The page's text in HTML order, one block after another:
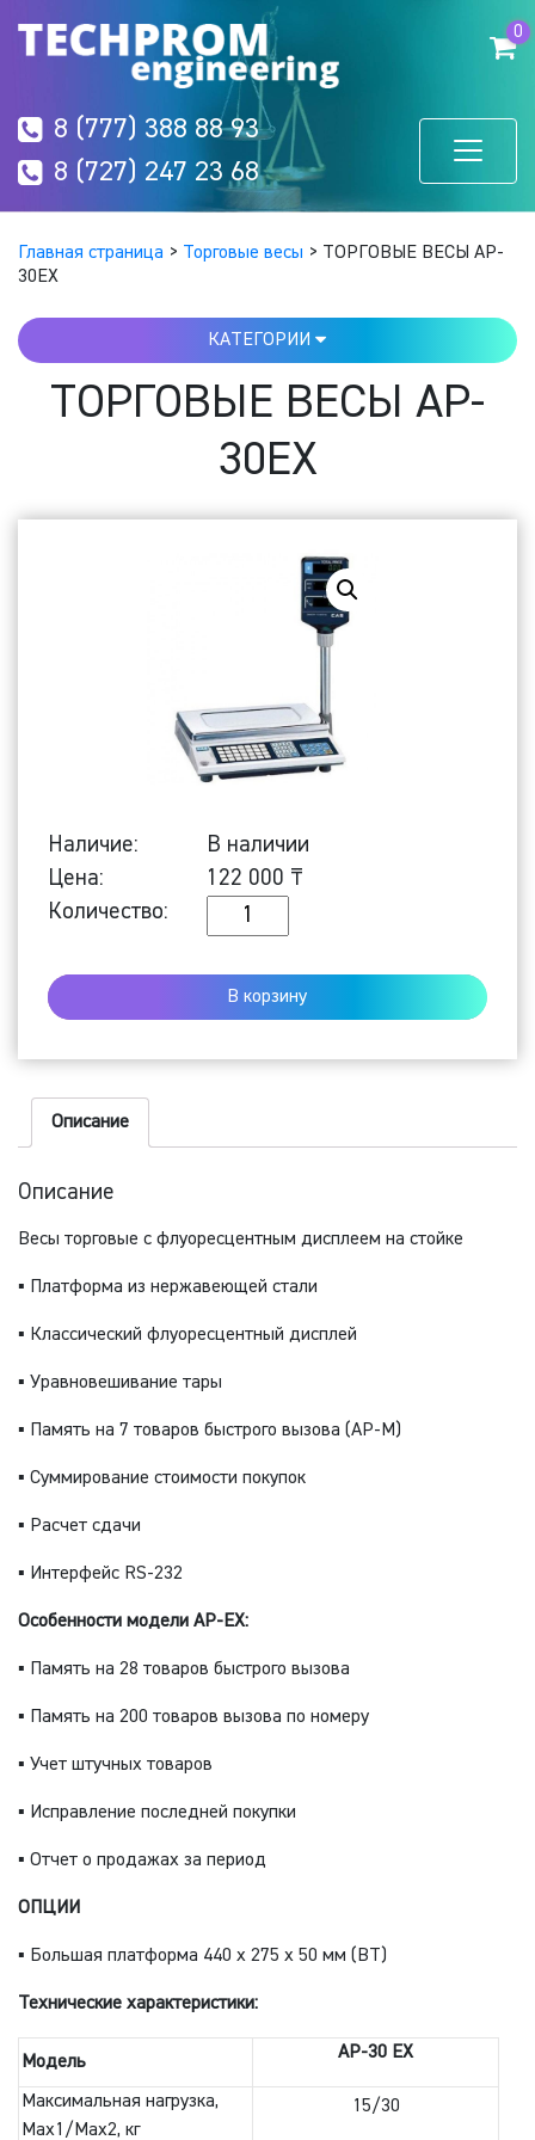
0
8 (777) 388 88 93
8 (727) 247 23 68
Главная страница > Торговые весы > ТОРГОВЫЕ ВЕСЫ AP-
30EX
КАТЕГОРИИ
ТОРГОВЫЕ ВЕСЫ AP-
30EX
Наличие:
В наличии
Цена:
122 000 ₸
Количество:
Количество
ВЕСЫ
В корзину
Описание
Описание
Весы торговые с флуоресцентным дисплеем на стойке
▪ Платформа из нержавеющей стали
▪ Классический флуоресцентный дисплей
▪ Уравновешивание тары
▪ Память на 7 товаров быстрого вызова (AP-M)
▪ Суммирование стоимости покупок
▪ Расчет сдачи
▪ Интерфейс RS-232
Особенности модели AP-EX:
▪ Память на 28 товаров быстрого вызова
▪ Память на 200 товаров вызова по номеру
▪ Учет штучных товаров
▪ Исправление последней покупки
▪ Отчет о продажах за период
ОПЦИИ
▪ Большая платформа 440 х 275 х 50 мм (BT)
Технические характеристики:
Модель AP-30 EX
Максимальная нагрузка,
Max1/Max2, кг
15/30